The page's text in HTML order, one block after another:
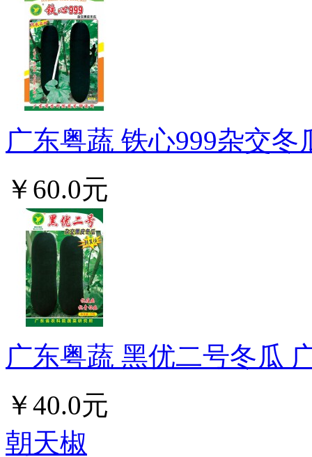
广东粤蔬 铁心999杂交
￥60.0元
广东粤蔬 黑优二号冬瓜
￥40.0元
朝天椒